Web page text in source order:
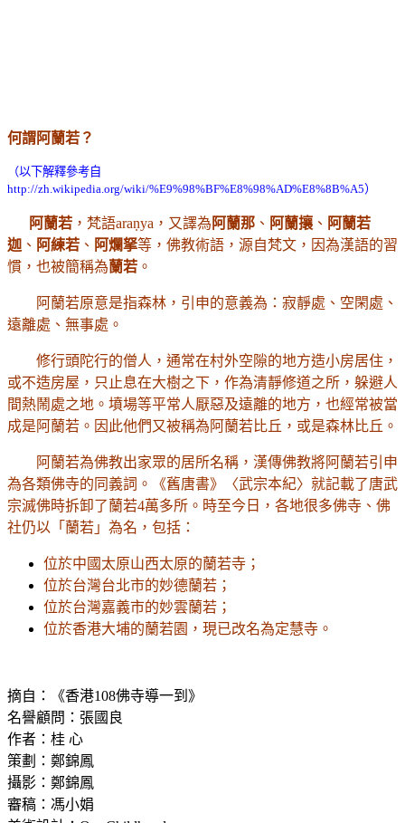
何謂阿蘭若？
（以下解釋參考自
http://zh.wikipedia.org/wiki/%E9%98%BF%E8%98%AD%E8%8B%A5）
阿蘭若 ，梵語araṇya，又譯為 阿蘭那 、 阿蘭攘 、 阿蘭若
迦 、 阿練若 、 阿爛拏等，佛教術語，源自梵文，因為漢語的習
慣，也被簡稱為蘭若 。
阿蘭若原意是指森林，引申的意義為：寂靜處、空閑處、
遠離處、無事處。
修行頭陀行的僧人，通常在村外空隙的地方造小房居住，
或不造房屋，只止息在大樹之下，作為清靜修道之所，躲避人
間熱鬧處之地。墳場等平常人厭惡及遠離的地方，也經常被當
成是阿蘭若。因此他們又被稱為阿蘭若比丘，或是森林比丘。
阿蘭若為佛教出家眾的居所名稱，漢傳佛教將阿蘭若引申
為各類佛寺的同義詞。《舊唐書》〈武宗本紀〉就記載了唐武
宗滅佛時拆卸了蘭若4萬多所。時至今日，各地很多佛寺、佛
社仍以「蘭若」為名，包括：
位於中國太原山西太原的蘭若寺；
位於台灣台北市的妙德蘭若；
位於台灣嘉義市的妙雲蘭若；
位於香港大埔的蘭若園，現已改名為定慧寺。
摘自：《香港108佛寺導一到》
名譽顧問：張國良
作者：桂 心
策劃：鄭錦鳳
攝影：鄭錦鳳
審稿：馮小娟